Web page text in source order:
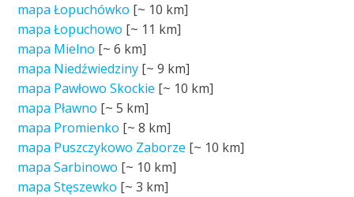
mapa Łopuchówko [~ 10 km]
mapa Łopuchowo [~ 11 km]
mapa Mielno [~6 km]
mapa Niedźwiedziny [~9 km]
mapa Pawłowo Skockie [~ 10 km]
mapa Pławno [~5 km]
mapa Promienko [~8 km]
mapa Puszczykowo Zaborze [~ 10 km]
mapa Sarbinowo [~ 10 km]
mapa Stęszewko [~3 km]